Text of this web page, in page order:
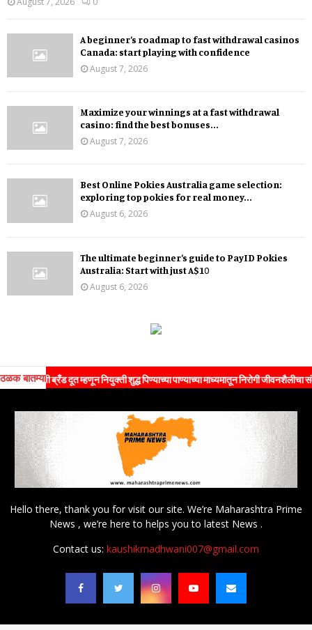
A beginner’s roadmap to fast withdrawal casinos
Canada: start playing with confidence
August 7, 2026
Maximize your winnings at a fast withdrawal
casino: find the best bonuses...
August 7, 2026
Best Online Pokies Australia game selection:
exploring top pokies for real money...
August 6, 2026
The ultimate beginner’s guide to PayID Pokies
Australia: Start with just A$10
August 6, 2026
ठळक बातम्या
ब्रँड दूत म्हणून नियुक्ती शुद्ध पिण्याच्या पाण्याच्या माध्यमातून निरोगी जीवनशैलीचा संदेश
Hello there, thank you for visit our site. We’re Maharashtra Prime
News , we’re here to helps you to latest News .
Contact us: kaushikmadhwani007@gmail.com